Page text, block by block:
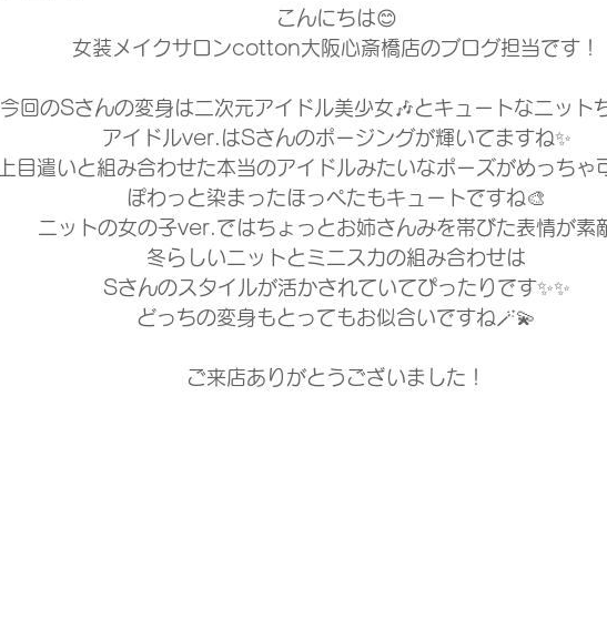
こんにちは😊
女装メイクサロンcotton大阪心斎橋店のブログ担当です！
今回のSさんの変身は二次元アイドル美少女🎶とキュートなニット
アイドルver.はSさんのポージングが輝いてますね✨
上目遣いと組み合わせた本当のアイドルみたいなポーズがめっちゃ
ぽわっと染まったほっぺたもキュートですね🎨
ニットの女の子ver.ではちょっとお姉さんみを帯びた表情が素
冬らしいニットとミニスカの組み合わせは
Sさんのスタイルが活かされていてぴったりです✨✨
どっちの変身もとってもお似合いですね🪄💫
ご来店ありがとうございました！